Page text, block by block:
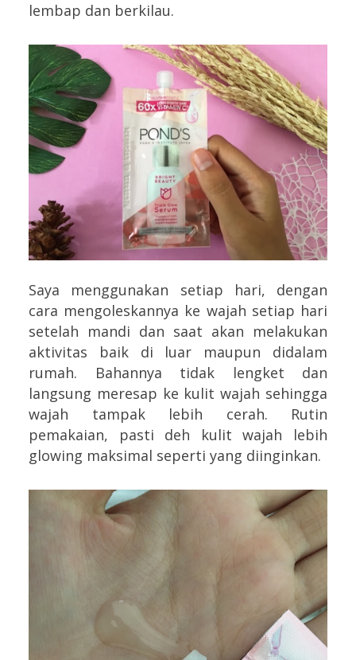
lembap dan berkilau.
Saya menggunakan setiap hari, dengan
cara mengoleskannya ke wajah setiap hari
setelah mandi dan saat akan melakukan
aktivitas baik di luar maupun didalam
rumah. Bahannya tidak lengket dan
langsung meresap ke kulit wajah sehingga
wajah tampak lebih cerah. Rutin
pemakaian, pasti deh kulit wajah lebih
glowing maksimal seperti yang diinginkan.